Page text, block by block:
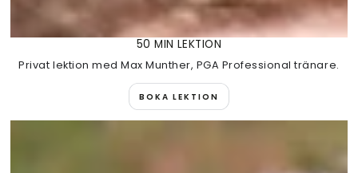
50 MIN LEKTION
Privat lektion med Max Munther, PGA Professional tränare.
BOKA LEKTION